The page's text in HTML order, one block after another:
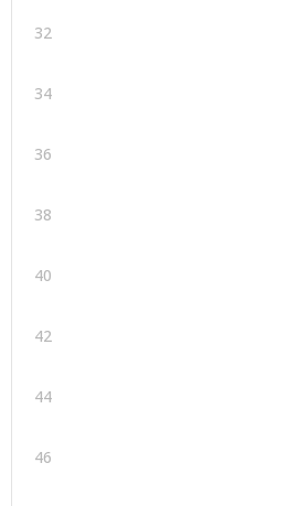
32
34
36
38
40
42
44
46